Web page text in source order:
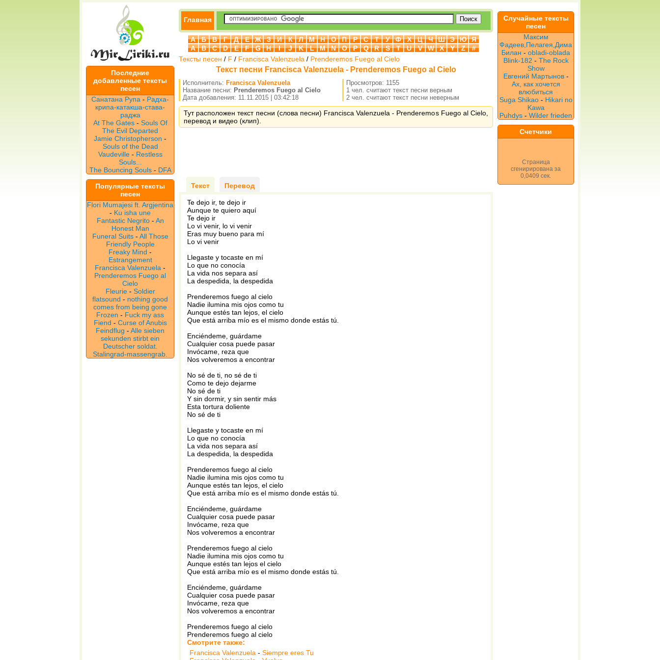
Последние
добавленные тексты
песен
Санатана Рупа - Радха-
крипа-катакша-става-
раджа
At The Gates- Souls Of
The Evil Departed
Jamie Christopherson -
Souls of the Dead
Vaudeville - Restless
Souls...
The Bouncing Souls- DFA
Популярные тексты
песен
Flori Mumajesi ft. Argjentina
- Ku isha une
Fantastic Negrito- An
Honest Man
Funeral Suits- All Those
Friendly People
Freaky Mind -
Estrangement
Francisca Valenzuela -
Prenderemos Fuego al
Cielo
Fleurie- Soldier
flatsound - nothing good
comes from being gone
Frozen - Fuck my ass
Fiend - Curse of Anubis
Feindflug - Alle sieben
sekunden stirbt ein
Deutscher soldat.
Stalingrad-massengrab.
Главная
А Б В Г Д Е Ж З И К Л М Н О П Р С Т У Ф Х Ц Ч Ш Э Ю
Я
A
B C D E F G H I J K L M N O P Q R S T U V W X Y Z
#
Тексты песен / F / Francisca Valenzuela / Prenderemos Fuego al Cielo
Текст песни Francisca Valenzuela - Prenderemos Fuego al Cielo
Исполнитель: Francisca Valenzuela
Название песни: Prenderemos Fuego al Cielo
Дата добавления: 11.11.2015 | 03:42:18
Просмотров: 1155
1 чел. считают текст песни верным
2 чел. считают текст песни неверным
Тут расположен текст песни (слова песни) Francisca Valenzuela - Prenderemos Fuego al Cielo,
перевод и видео (клип).
Текст Перевод
Te dejo ir, te dejo ir
Aunque te quiero aquí
Te dejo ir
Lo vi venir, lo vi venir
Eras muy bueno para mí
Lo vi venir
Llegaste y tocaste en mí
Lo que no conocía
La vida nos separa así
La despedida, la despedida
Prenderemos fuego al cielo
Nadie ilumina mis ojos como tu
Aunque estés tan lejos, el cielo
Que está arriba mío es el mismo donde estás tú.
Enciéndeme, guárdame
Cualquier cosa puede pasar
Invócame, reza que
Nos volveremos a encontrar
No sé de ti, no sé de ti
Como te dejo dejarme
No sé de ti
Y sin dormir, y sin sentir más
Esta tortura doliente
No sé de ti
Llegaste y tocaste en mí
Lo que no conocía
La vida nos separa así
La despedida, la despedida
Prenderemos fuego al cielo
Nadie ilumina mis ojos como tu
Aunque estés tan lejos, el cielo
Que está arriba mío es el mismo donde estás tú.
Enciéndeme, guárdame
Cualquier cosa puede pasar
Invócame, reza que
Nos volveremos a encontrar
Prenderemos fuego al cielo
Nadie ilumina mis ojos como tu
Aunque estés tan lejos el cielo
Que está arriba mío es el mismo donde estás tú.
Enciéndeme, guárdame
Cualquier cosa puede pasar
Invócame, reza que
Nos volveremos a encontrar
Prenderemos fuego al cielo
Prenderemos fuego al cielo
Смотрите также:
Francisca Valenzuela - Siempre eres Tu
Случайные тексты
песен
Максим
Фадеев,Пелагея,Дима
Билан - obladi-oblada
Blink-182 - The Rock
Show
Евгений Мартынов-
Ах, как хочется
влюбиться
Suga Shikao- Hikari no
Kawa
Puhdys - Wilder frieden
Счетчики
Страница
сгенирирована за
0,0409 сек.